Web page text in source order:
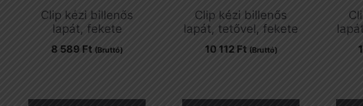
Clip kézi billenős
lapát, fekete
8 589 Ft (Bruttó)
Clip kézi billenős
lapát, tetővel, fekete
10 112 Ft (Bruttó)